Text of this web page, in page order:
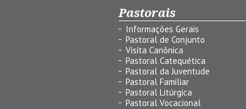
Pastorais
Informações Gerais
Pastoral de Conjunto
Visita Canônica
Pastoral Catequética
Pastoral da Juventude
Pastoral Familiar
Pastoral Litúrgica
Pastoral Vocacional